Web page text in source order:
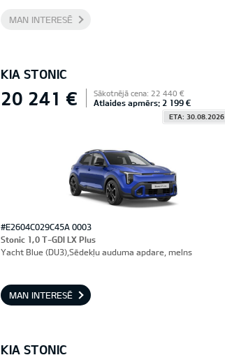
MAN INTERESĒ
KIA STONIC
20 241 € Sākotnējā cena: 22 440 €
Atlaides apmērs: 2 199 €
ETA: 30.08.2026
#E2604C029C45A 0003
Stonic 1,0 T-GDI LX Plus
Yacht Blue (DU3),Sēdekļu auduma apdare, melns
MAN INTERESĒ
KIA STONIC